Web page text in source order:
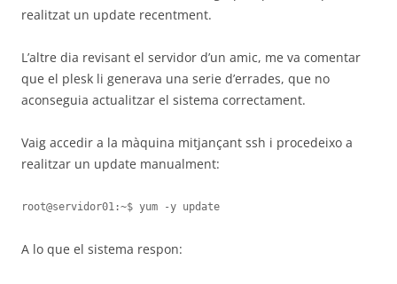
realitzat un update recentment.
L’altre dia revisant el servidor d’un amic, me va comentar
que el plesk li generava una serie d’errades, que no
aconseguia actualitzar el sistema correctament.
Vaig accedir a la màquina mitjançant ssh i procedeixo a
realitzar un update manualment:
root@servidor01:~$ yum -y update
A lo que el sistema respon: